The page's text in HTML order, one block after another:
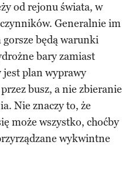
od rejonu świata, w
Generalnie im
będą warunki
bary zamiast
plan wyprawy
busz, a nie zbieranie
Nie znaczy to, że
może wszystko, choćby
wykwintne